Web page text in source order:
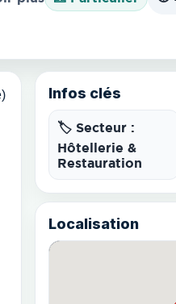
Infos clés
🏷️ Secteur :
Hôtellerie &
Restauration
Localisation